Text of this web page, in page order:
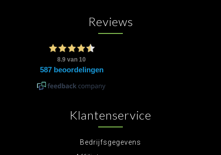
Reviews
Klantenservice
Bedrijfsgegevens